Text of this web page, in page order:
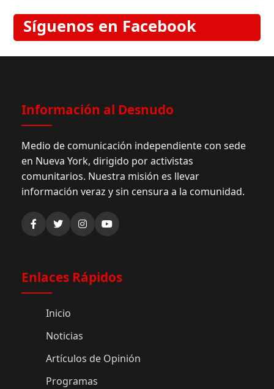
Síguenos en Facebook
Información al Desnudo
Medio de comunicación independiente con sede
en Nueva York, dirigido por activistas
comunitarios. Nuestra misión es llevar
información veraz y sin censura a la comunidad.
Enlaces Rápidos
Inicio
Noticias
Artículos de Opinión
Programas